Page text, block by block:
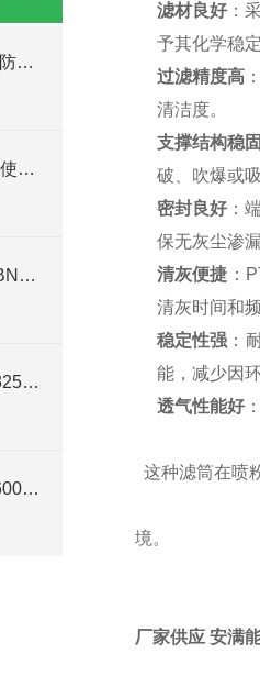
净优过滤替代唐纳森纳米阻燃防静电除尘滤筒
净优过滤除尘器滤芯350X660使用说明
贺德克液压油滤芯0660R010BN4HC
东丽覆膜PTFE焊烟除尘滤筒325*900
净优过滤 赫尔除尘滤筒330X600简介
滤材良好：
予其化学稳
过滤精度高
清洁度。
支撑结构稳固
破、吹爆或
密封良好：
保无灰尘渗漏
清灰便捷 ：
清灰时间和
稳定性强 ：
能，减少因
透气性能好
这种滤筒在喷
境。
厂家供应 安满